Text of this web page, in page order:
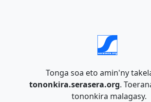
Tonga soa eto amin'ny
tononkira.serasera.org.
tononkira malagasy.